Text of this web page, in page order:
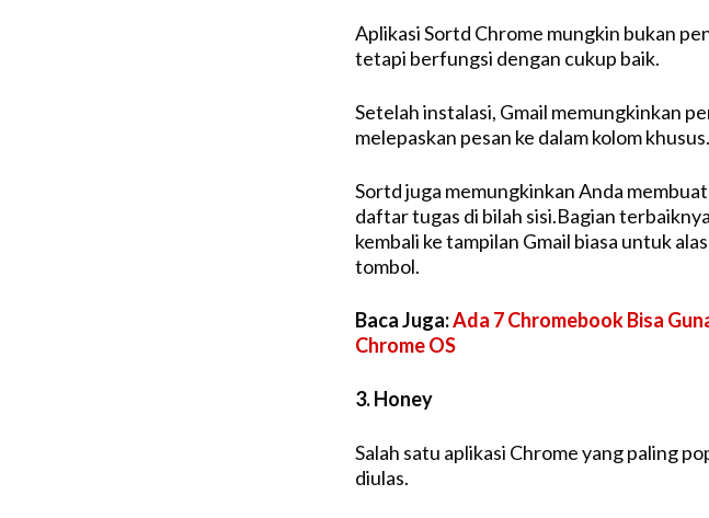
Aplikasi Sortd Chrome mungkin bukan
tetapi berfungsi dengan cukup baik.
Setelah instalasi, Gmail memungkinkan
melepaskan pesan ke dalam kolom khusus.
Sortd juga memungkinkan Anda
daftar tugas di bilah sisi.Bagian
kembali ke tampilan Gmail biasa untuk
tombol.
Baca Juga:Ada 7 Chromebook Bisa
Chrome OS
3. Honey
Salah satu aplikasi Chrome yang paling
diulas.